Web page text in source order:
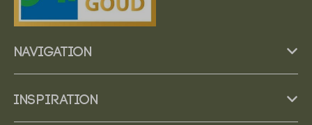
Navigation
Inspiration